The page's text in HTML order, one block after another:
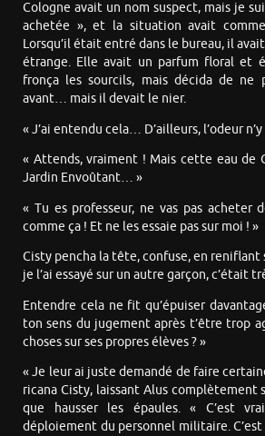
Cologne avait un nom suspect, mais je
achetée », et la situation avait
Lorsqu’il était entré dans le bureau, il
étrange. Elle avait un parfum floral et
fronça les sourcils, mais décida de ne
avant… mais il devait le nier.
« J’ai entendu cela… D’ailleurs, l’odeur
« Attends, vraiment ! Mais cette eau de
Jardin Envoûtant… »
« Tu es professeur, ne vas pas acheter
comme ça ! Et ne les essaie pas sur moi ! »
Cisty pencha la tête, confuse, en reniflant
je l’ai essayé sur un autre garçon, c’était
Entendre cela ne fit qu’épuiser
ton sens du jugement après t’être trop
choses sur ses propres élèves ? »
« Je leur ai juste demandé de faire
ricana Cisty, laissant Alus complètement
que hausser les épaules. « C’est
déploiement du personnel militaire.